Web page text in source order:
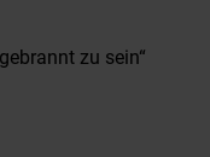
zu sein“